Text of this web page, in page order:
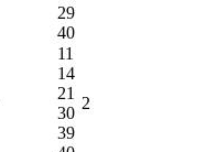
29
40
11
14
21
30
39
2